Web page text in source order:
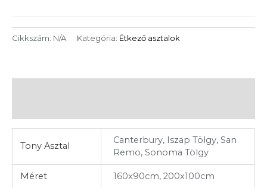
Cikkszám: N/A Kategória: Étkező asztalok
Tony Asztal
Canterbury, Iszap Tölgy, San
Remo, Sonoma Tölgy
Méret 160x90cm, 200x100cm